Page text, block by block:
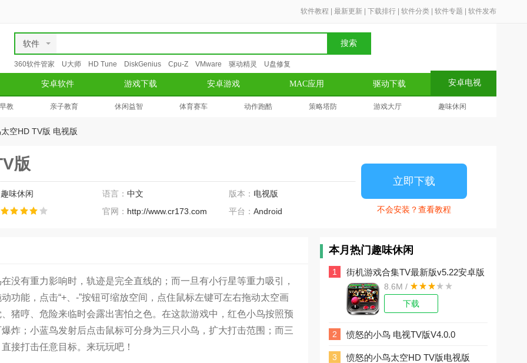
软件教程 最新更新 下载排行 软件分类 软件专题 软件发布
软件 搜索
360软件管家 U大师 HD Tune DiskGenius Cpu-Z VMware 驱动精灵 U盘修复
安卓软件 游戏下载 安卓游戏 MAC应用 驱动下载 安卓电视
教 亲子教育 休闲益智 体育赛车 动作跑酷 策略塔防 游戏大厅 趣味休闲
空HD TV版 电视版
版
趣味休闲 语言： 中文 版本： 电视版
官网： http://www.cr173.com 平台： Android
立即下载
不会安装？查看教程
没有重力影响时，轨迹是完全直线的；而一旦有小行星等重力吸引，
功能，点击“+、-”按钮可缩放空间，点住鼠标左键可左右拖动太空画
猪哼、危险来临时会露出害怕之色。在这款游戏中，红色小鸟按照预
炸；小蓝鸟发射后点击鼠标可分身为三只小鸟，扩大打击范围；而三
接打击任意目标。来玩玩吧！
本月热门趣味休闲
11 街机游戏合集TV最新版v5.22安卓版
8.6M /
下载
2
2 愤怒的小鸟 电视TV版V4.0.0
3
3 愤怒的小鸟太空HD TV版电视版